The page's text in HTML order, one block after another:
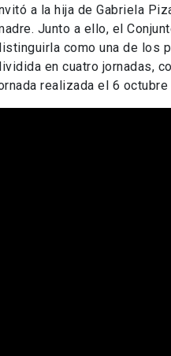
a la hija de Gabriela
Junto a ello, el
como una de los
en cuatro jornadas,
realizada el 6 octubre